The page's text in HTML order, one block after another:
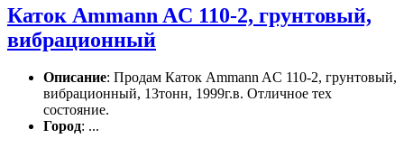
Каток Ammann AC 110-2, грунтовый,
вибрационный
Описание: Продам Каток Ammann AC 110-2, грунтовый,
вибрационный, 13тонн, 1999г.в. Отличное тех
состояние.
Город: ...